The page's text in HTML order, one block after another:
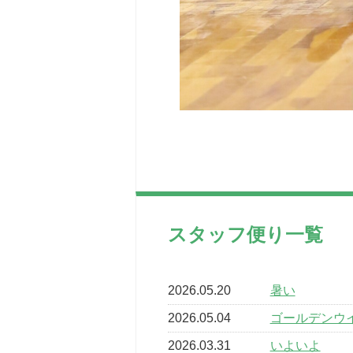
スタッフ便り一覧
2026.05.20 暑い
2026.05.04 ゴールデンウ
2026.03.31 いよいよ